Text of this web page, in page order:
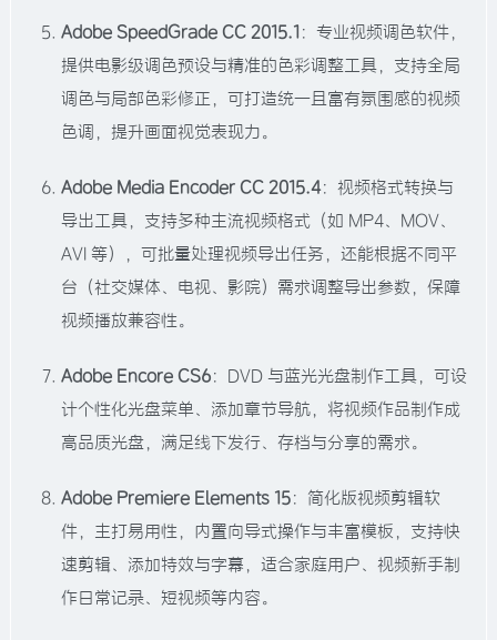
Adobe SpeedGrade CC 2015.1：专业视频调色软件，
提供电影级调色预设与精准的色彩调整工具，支持全局
调色与局部色彩修正，可打造统一且富有氛围感的视频
色调，提升画面视觉表现力。​
Adobe Media Encoder CC 2015.4：视频格式转换与
导出工具，支持多种主流视频格式（如 MP4、MOV、
AVI 等），可批量处理视频导出任务，还能根据不同平
台（社交媒体、电视、影院）需求调整导出参数，保障
视频播放兼容性。​
Adobe Encore CS6：DVD 与蓝光光盘制作工具，可设
计个性化光盘菜单、添加章节导航，将视频作品制作成
高品质光盘，满足线下发行、存档与分享的需求。​
Adobe Premiere Elements 15：简化版视频剪辑软
件，主打易用性，内置向导式操作与丰富模板，支持快
速剪辑、添加特效与字幕，适合家庭用户、视频新手制
作日常记录、短视频等内容。​